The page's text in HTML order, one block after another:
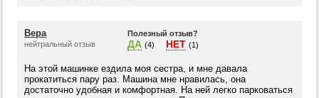
Вера
нейтральный отзыв
Полезный отзыв?
ДА (4) НЕТ (1)
На этой машинке ездила моя сестра, и мне давала
прокатиться пару раз. Машина мне нравилась, она
достаточно удобная и комфортная. На ней легко парковаться